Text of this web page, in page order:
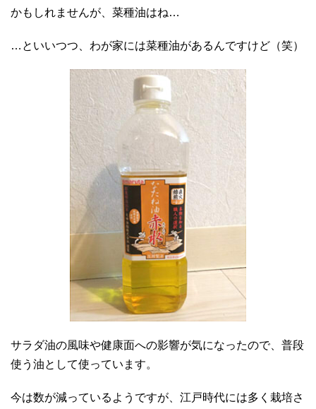
かもしれませんが、菜種油はね…
…といいつつ、わが家には菜種油があるんですけど（笑）
サラダ油の風味や健康面への影響が気になったので、普段
使う油として使っています。
今は数が減っているようですが、江戸時代には多く栽培さ